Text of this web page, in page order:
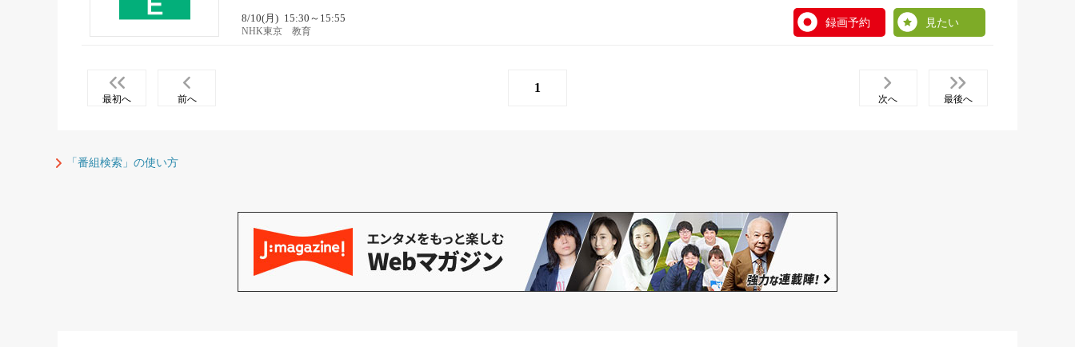
8/10(月) 15:30～15:55
NHK東京 教育
録画予約 見たい
最初へ 前へ
1
次へ 最後へ
「番組検索」の使い方